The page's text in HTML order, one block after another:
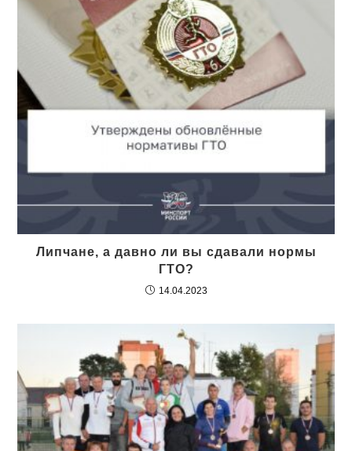
Липчане, а давно ли вы сдавали нормы
ГТО?
14.04.2023